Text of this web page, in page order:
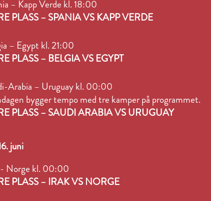
– Kapp Verde kl. 18:00
PLASS – SPANIA VS KAPP VERDE
– Egypt kl. 21:00
PLASS – BELGIA VS EGYPT
Arabia – Uruguay kl. 00:00
bygger tempo med tre kamper på programmet.
PLASS – SAUDI ARABIA VS URUGUAY
juni
Norge kl. 00:00
PLASS – IRAK VS NORGE